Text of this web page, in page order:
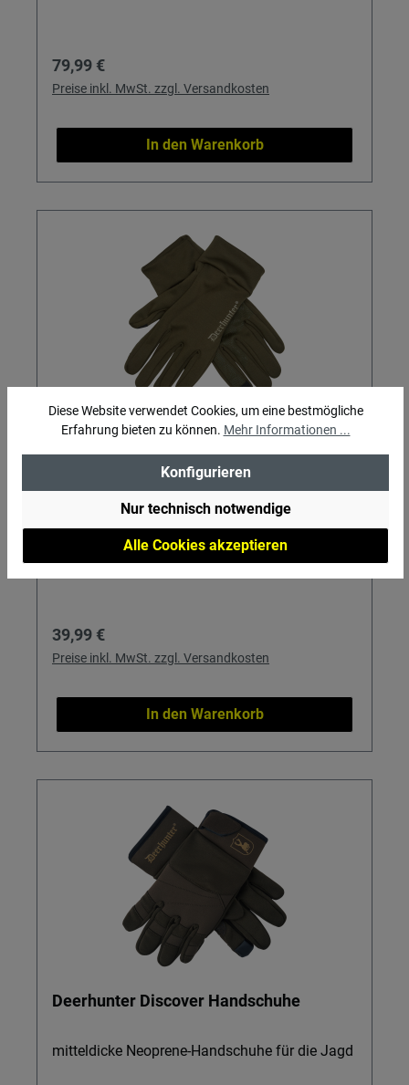
Diese Website verwendet Cookies, um eine bestmögliche
Erfahrung bieten zu können. Mehr Informationen ...
Alle Cookies akzeptieren
Nur technisch notwendige
Konfigurieren
Regulärer Preis:
79,99 €
Preise inkl. MwSt. zzgl. Versandkosten
In den Warenkorb
Deerhunter Rusky Silent Handschuhe
weich, leicht und elastisch inklusive Touchtip-
Regulärer Preis:
39,99 €
Preise inkl. MwSt. zzgl. Versandkosten
In den Warenkorb
Deerhunter Discover Handschuhe
mitteldicke Neoprene-Handschuhe für die Jagd